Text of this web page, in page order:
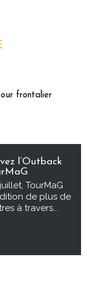
frontalier
l’Outback
TourMaG
de plus de
à travers...